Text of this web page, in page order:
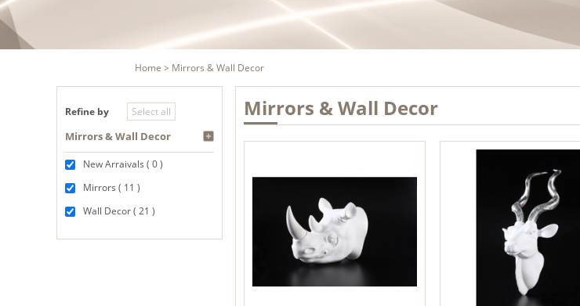
Home > Mirrors & Wall Decor
Refine by
Mirrors & Wall Decor
New Arraivals ( 0 )
Mirrors ( 11 )
Wall Decor ( 21 )
Mirrors & Wall Decor